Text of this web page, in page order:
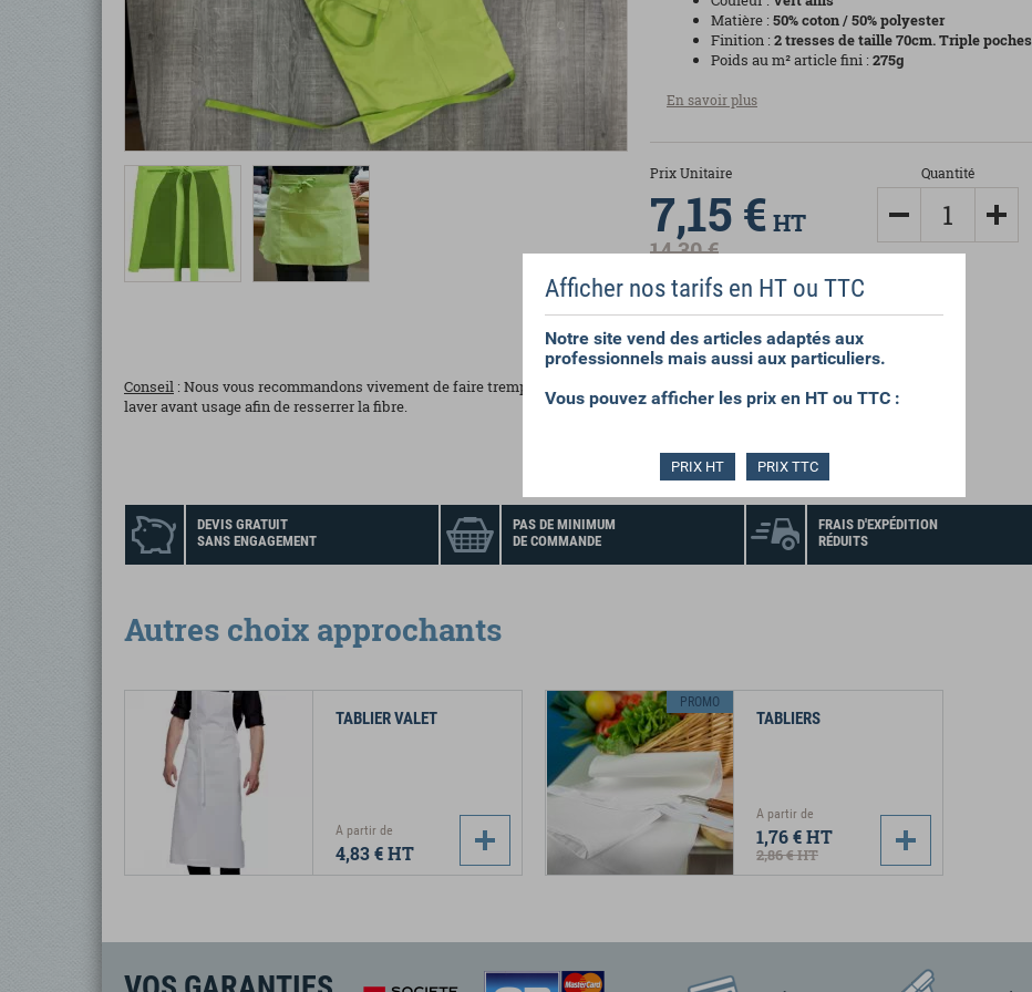
Matière :50% coton / 50% polyester
Finition :2 tresses de taille 70cm. Triple poches
Poids au m² article fini :275g
En savoir plus
Prix Unitaire
7,15 € HT
14,30 €
Quantité
Conseil : Nous vous recommandons vivement de faire tremper votre linge 12h et de le
laver avant usage afin de resserrer la fibre.
DEVIS GRATUIT
SANS ENGAGEMENT
PAS DE MINIMUM
DE COMMANDE
FRAIS D'EXPÉDITION
RÉDUITS
Autres choix approchants
TABLIER VALET
A partir de
4,83 €HT
PROMO
TABLIERS
A partir de
1,76 €HT
2,86 €HT
Afficher nos tarifs en HT ou TTC
Notre site vend des articles adaptés aux
professionnels mais aussi aux particuliers.
Vous pouvez afficher les prix en HT ou TTC :
PRIX HT PRIX TTC